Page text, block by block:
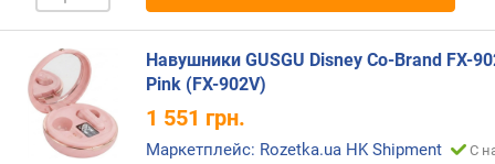
н
с
т
и
о
Навушники GUSGU Disney Co-Brand FX-
Pink (FX-902V)
1 551 грн.
Маркетплейс: Rozetka.ua HK Shipment С